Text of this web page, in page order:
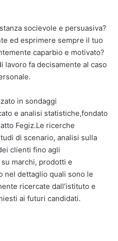
socievole e persuasiva?
ed esprimere sempre il tuo
caparbio e motivato?
lavoro fa decisamente al caso
in sondaggi
e analisi statistiche,fondato
Fegiz.Le ricerche
di scenario, analisi sulla
clienti fino agli
marchi, prodotti e
nel dettaglio quali sono le
ricercate dall’istituto e
ai futuri candidati.